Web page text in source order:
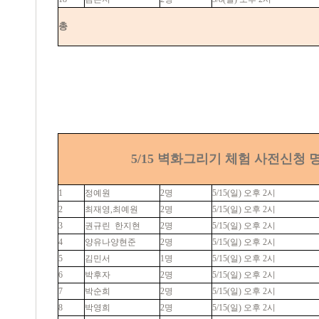
총
5/15 벽화그리기 체험 사전신청
1 정예원 2명
5/15(일) 오후 2시
2
최재영,최예원 2명
5/15(일) 오후 2시
3
권규린 한지현 2명
5/15(일) 오후 2시
4
양유나양현준 2명
5/15(일) 오후 2시
5
김민서 1명
5/15(일) 오후 2시
6
박후자 2명
5/15(일) 오후 2시
7
박순희 2명
5/15(일) 오후 2시
8
박영희 2명 5/15(일) 오후 2시